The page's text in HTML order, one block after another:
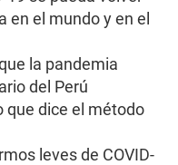
en el mundo y en el
la pandemia
del Perú
que dice el método
leves de COVID-